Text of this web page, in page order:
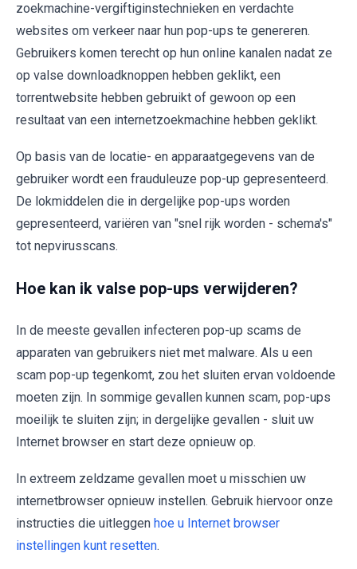
zoekmachine-vergiftiginstechnieken en verdachte
websites om verkeer naar hun pop-ups te genereren.
Gebruikers komen terecht op hun online kanalen nadat ze
op valse downloadknoppen hebben geklikt, een
torrentwebsite hebben gebruikt of gewoon op een
resultaat van een internetzoekmachine hebben geklikt.
Op basis van de locatie- en apparaatgegevens van de
gebruiker wordt een frauduleuze pop-up gepresenteerd.
De lokmiddelen die in dergelijke pop-ups worden
gepresenteerd, variëren van "snel rijk worden - schema's"
tot nepvirusscans.
Hoe kan ik valse pop-ups verwijderen?
In de meeste gevallen infecteren pop-up scams de
apparaten van gebruikers niet met malware. Als u een
scam pop-up tegenkomt, zou het sluiten ervan voldoende
moeten zijn. In sommige gevallen kunnen scam, pop-ups
moeilijk te sluiten zijn; in dergelijke gevallen - sluit uw
Internet browser en start deze opnieuw op.
In extreem zeldzame gevallen moet u misschien uw
internetbrowser opnieuw instellen. Gebruik hiervoor onze
instructies die uitleggen hoe u Internet browser
instellingen kunt resetten.